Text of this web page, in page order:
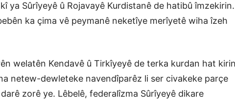
ya Sûrîyeyê û Rojavayê Kurdistanê de hatibû îmzekirin.
ka çima vê peymanê neketîye merîyetê wiha îzeh
welatên Kendavê û Tirkîyeyê de terka kurdan hat
netew-dewleteke navendîparêz li ser civakeke parçe
zorê ye. Lêbelê, federalîzma Sûrîyeyê dikare